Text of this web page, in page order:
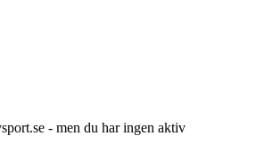
- men du har ingen aktiv